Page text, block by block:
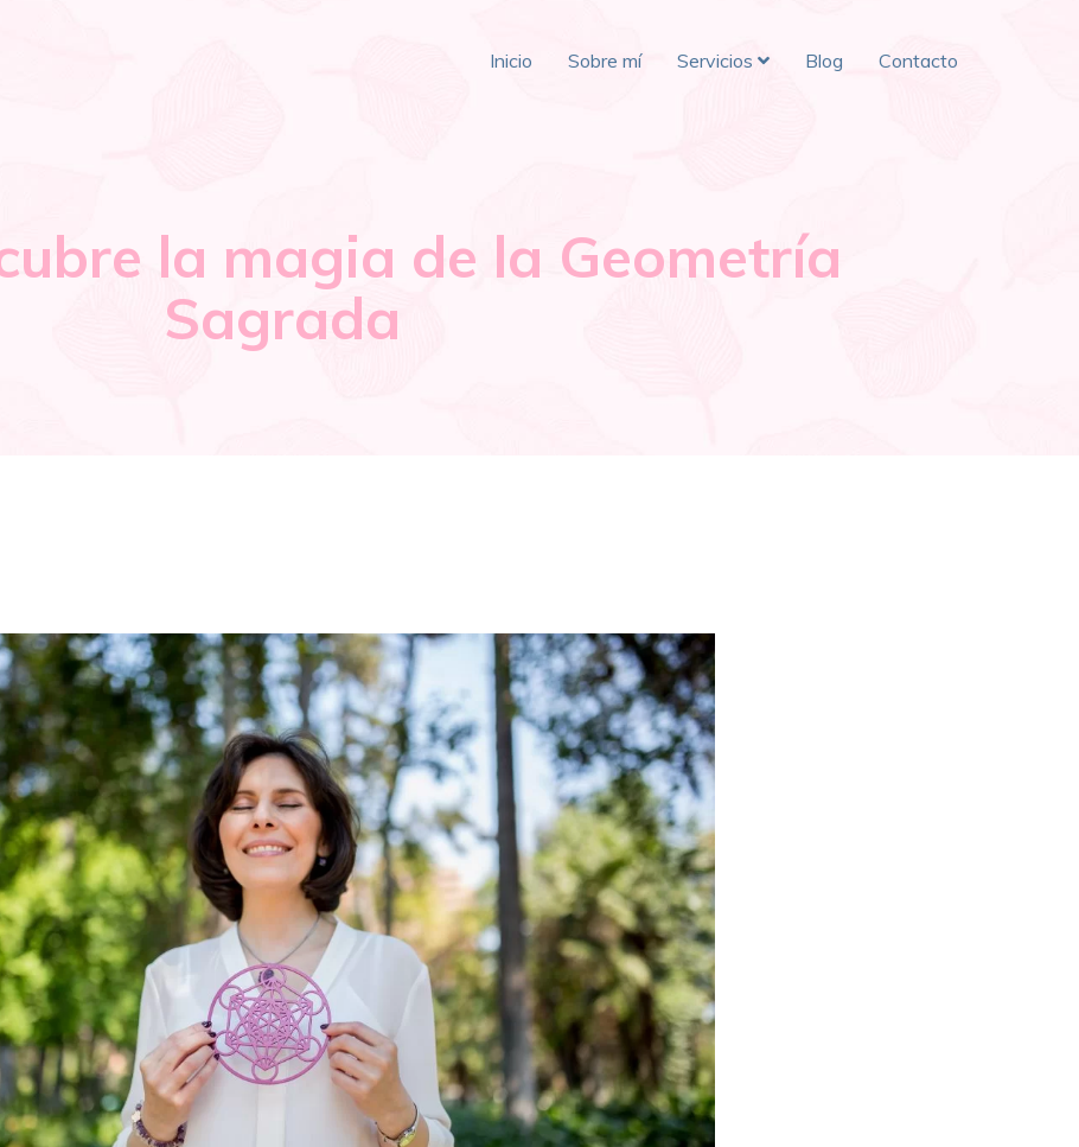
Inicio Sobre mí Servicios Blog Contacto
la magia de la Geometría
Sagrada